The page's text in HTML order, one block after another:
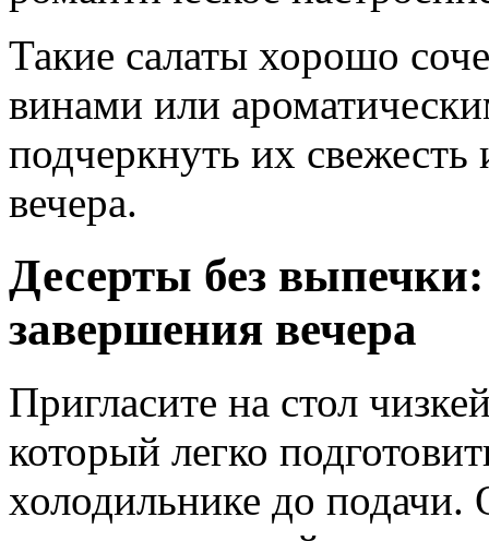
Такие салаты хорошо
винами или
подчеркнуть их
вечера.
Десерты без
завершения вечера
Пригласите на стол
который легко
холодильнике до